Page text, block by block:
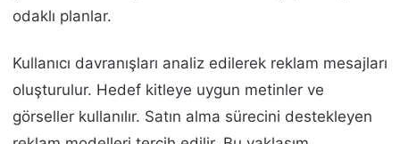
odaklı planlar.
Kullanıcı davranışları analiz edilerek reklam mesajları
oluşturulur. Hedef kitleye uygun metinler ve
görseller kullanılır. Satın alma sürecini destekleyen